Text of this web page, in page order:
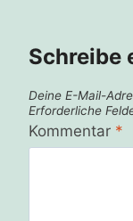
Schreibe
Deine E-Mail-
Erforderliche
Kommentar *